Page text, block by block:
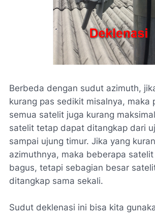
Berbeda dengan sudut azimuth,
kurang pas sedikit misalnya, maka
semua satelit juga kurang
satelit tetap dapat ditangkap dari
sampai ujung timur. Jika yang
azimuthnya, maka beberapa
bagus, tetapi sebagian besar
ditangkap sama sekali.
Sudut deklenasi ini bisa kita